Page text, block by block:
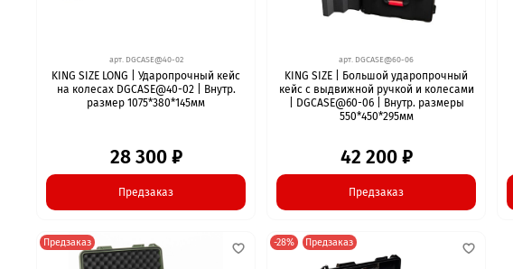
арт. DGCASE@40-02
KING SIZE LONG | Ударопрочный кейс
на колесах DGCASE@40-02 | Внутр.
размер 1075*380*145мм
28 300 ₽
Предзаказ
арт. DGCASE@60-06
KING SIZE | Большой ударопрочный
кейс с выдвижной ручкой и колесами
| DGCASE@60-06 | Внутр. размеры
550*450*295мм
42 200 ₽
Предзаказ
Предзаказ -28% Предзаказ